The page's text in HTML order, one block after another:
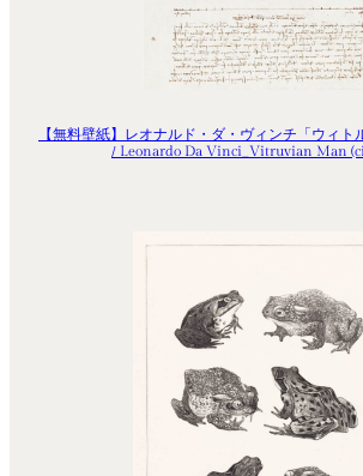
【無料壁紙】レオナルド・ダ・ヴィンチ「ウィト
/ Leonardo Da Vinci_Vitruvian Man